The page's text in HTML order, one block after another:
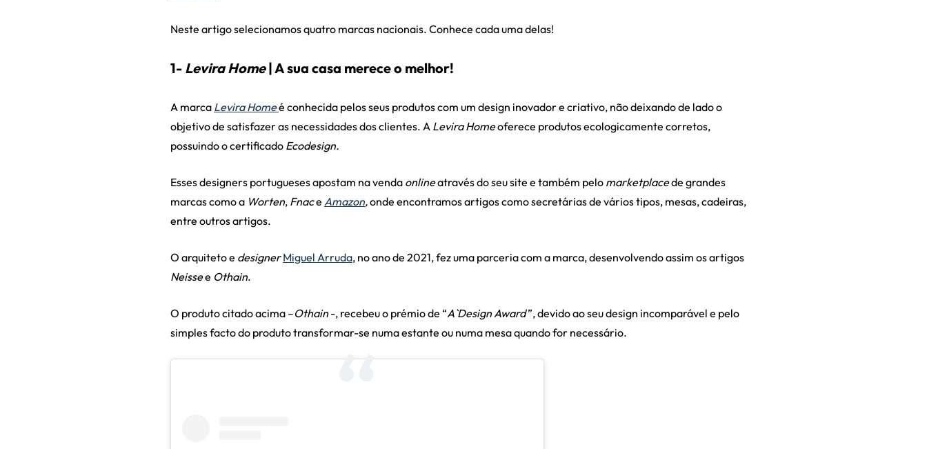
Neste artigo selecionamos quatro marcas nacionais. Conhece cada uma delas!
1- Levira Home| A sua casa merece o melhor!
A marca Levira Homeé conhecida pelos seus produtos com um design inovador e criativo, não deixando de lado o
objetivo de satisfazer as necessidades dos clientes. A Levira Homeoferece produtos ecologicamente corretos,
possuindo o certificado Ecodesign.
Esses designers portugueses apostam na venda onlineatravés do seu site e também pelo marketplacede grandes
marcas como a Worten, Fnace Amazon,onde encontramos artigos como secretárias de vários tipos, mesas, cadeiras,
entre outros artigos.
O arquiteto e designer Miguel Arruda, no ano de 2021, fez uma parceria com a marca, desenvolvendo assim os artigos
Neissee Othain.
O produto citado acima –Othain-, recebeu o prémio de “A`Design Award”, devido ao seu design incomparável e pelo
simples facto do produto transformar-se numa estante ou numa mesa quando for necessário.